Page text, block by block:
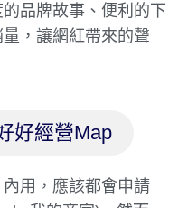
品牌故事、便利的下
，讓網紅帶來的聲
好經營Map
用，應該都會申請